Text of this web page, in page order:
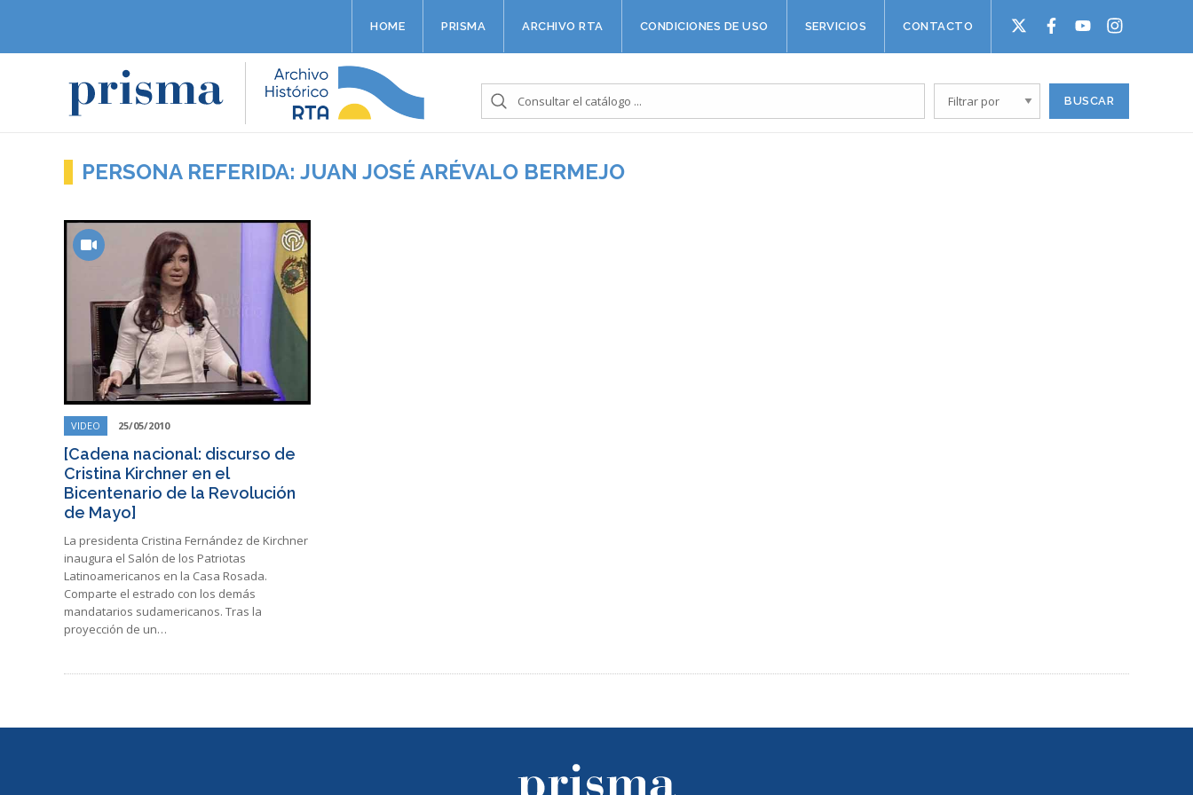
HOME PRISMA ARCHIVO RTA CONDICIONES DE USO SERVICIOS CONTACTO
PERSONA REFERIDA: JUAN JOSÉ ARÉVALO BERMEJO
VIDEO 25/05/2010
[Cadena nacional: discurso de
Cristina Kirchner en el
Bicentenario de la Revolución
de Mayo]
La presidenta Cristina Fernández de Kirchner
inaugura el Salón de los Patriotas
Latinoamericanos en la Casa Rosada.
Comparte el estrado con los demás
mandatarios sudamericanos. Tras la
proyección de un…